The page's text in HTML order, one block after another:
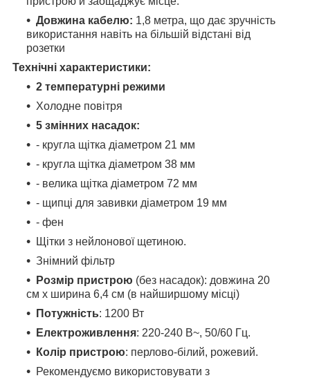
Довжина кабелю: 1,8 метра, що дає зручність
використання навіть на більшій відстані від
розетки
Технічні характеристики:
2 температурні режими
Холодне повітря
5 змінних насадок:
- кругла щітка діаметром 21 мм
- кругла щітка діаметром 38 мм
- велика щітка діаметром 72 мм
- щипці для завивки діаметром 19 мм
- фен
Щітки з нейлонової щетиною.
Знімний фільтр
Розмір пристрою (без насадок): довжина 20
см x ширина 6,4 см (в найширшому місці)
Потужність: 1200 Вт
Електроживлення: 220-240 В~, 50/60 Гц.
Колір пристрою: перлово-білий, рожевий.
Рекомендуємо використовувати з